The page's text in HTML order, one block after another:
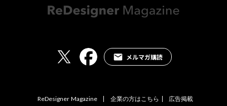
メルマガ購読
ReDesigner Magazine 企業の方はこちら
広告掲載